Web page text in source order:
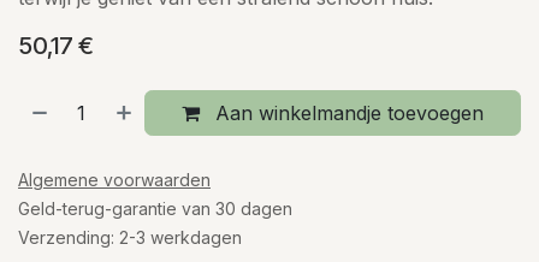
50,17 €
Aan winkelmandje toevoegen
Algemene voorwaarden
Geld-terug-garantie van 30 dagen
Verzending: 2-3 werkdagen